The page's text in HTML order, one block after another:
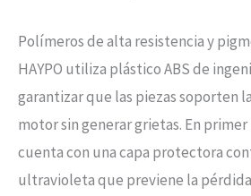
Polímeros de alta resistencia y
HAYPO utiliza plástico ABS de
garantizar que las piezas soporten
motor sin generar grietas. En
cuenta con una capa protectora
ultravioleta que previene la